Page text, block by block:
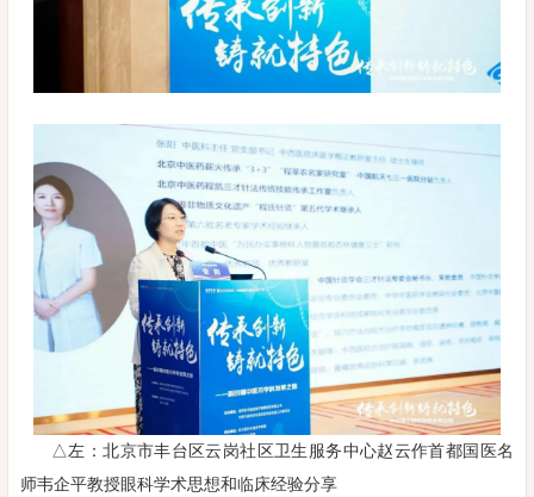
△左：北京市丰台区云岗社区卫生服务中心赵云作首都国医名
师韦企平教授眼科学术思想和临床经验分享